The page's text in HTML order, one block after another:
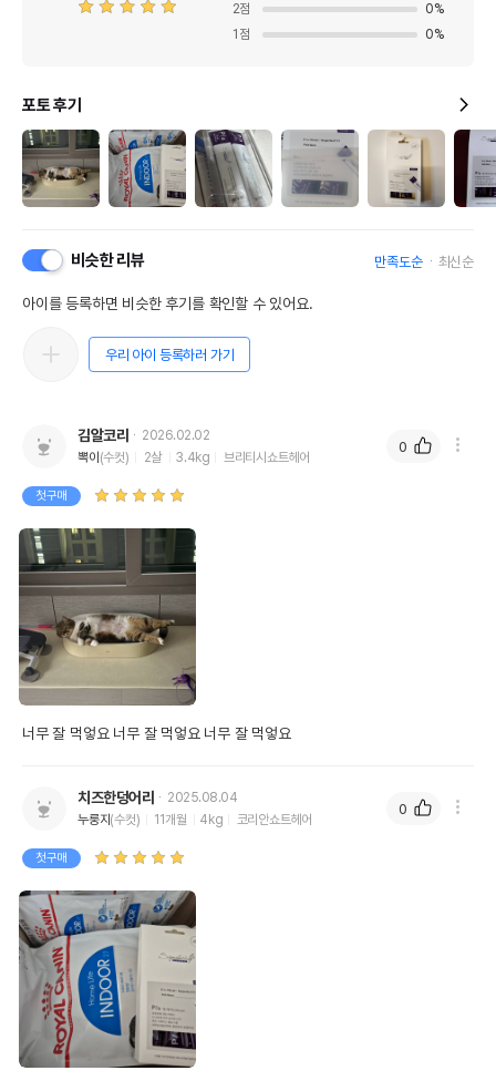
2점 0%
1 점 0%
포토 후기
비슷한 리뷰 만족도순 최신순
아이를 등록하면 비슷한 후기를 확인할 수 있어요.
우리 아이 등록하러 가기
김알코리
2026.02.02
뽁이 (수컷) 2살 3.4kg 브리티시쇼트헤어
첫구매
너무 잘 먹엏요 너무 잘 먹엏요 너무 잘 먹엏요
0
치즈한덩어리
2025.08.04
누룽지 (수컷) 11개월 4kg 코리안쇼트헤어
첫구매
0